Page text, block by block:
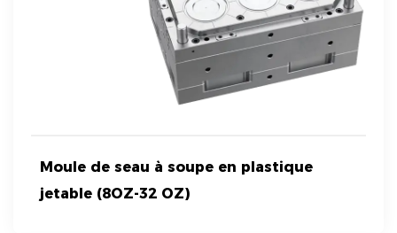
Moule de seau à soupe en plastique
jetable (8OZ-32 OZ)